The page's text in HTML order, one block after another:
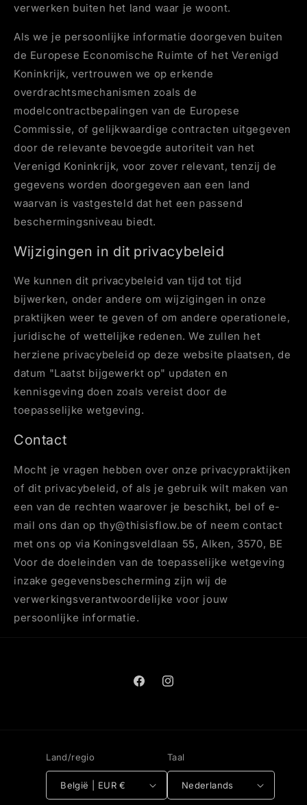
verwerken buiten het land waar je woont.
Als we je persoonlijke informatie doorgeven buiten
de Europese Economische Ruimte of het Verenigd
Koninkrijk, vertrouwen we op erkende
overdrachtsmechanismen zoals de
modelcontractbepalingen van de Europese
Commissie, of gelijkwaardige contracten uitgegeven
door de relevante bevoegde autoriteit van het
Verenigd Koninkrijk, voor zover relevant, tenzij de
gegevens worden doorgegeven aan een land
waarvan is vastgesteld dat het een passend
beschermingsniveau biedt.
Wijzigingen in dit privacybeleid
We kunnen dit privacybeleid van tijd tot tijd
bijwerken, onder andere om wijzigingen in onze
praktijken weer te geven of om andere operationele,
juridische of wettelijke redenen. We zullen het
herziene privacybeleid op deze website plaatsen, de
datum "Laatst bijgewerkt op" updaten en
kennisgeving doen zoals vereist door de
toepasselijke wetgeving.
Contact
Mocht je vragen hebben over onze privacypraktijken
of dit privacybeleid, of als je gebruik wilt maken van
een van de rechten waarover je beschikt, bel of e-
mail ons dan op thy@thisisflow.be of neem contact
met ons op via Koningsveldlaan 55, Alken, 3570, BE
Voor de doeleinden van de toepasselijke wetgeving
inzake gegevensbescherming zijn wij de
verwerkingsverantwoordelijke voor jouw
persoonlijke informatie.
FacebookInstagram
Land/regio
België | EUR €
Taal
Nederlands